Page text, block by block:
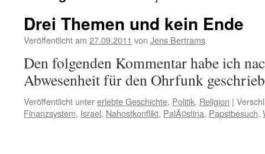
Drei Themen und kein Ende
Veröffentlicht am 27.09.2011 von Jens Bertrams
Den folgenden Kommentar habe ich
Abwesenheit für den Ohrfunk
Veröffentlicht untererlebte Geschichte, Politik, Religion |
Finanzsystem, Israel, Nahostkonflikt, PalÃ¤stina, Papstbesuch,